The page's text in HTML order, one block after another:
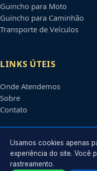
Guincho para Moto
Guincho para Caminhão
Transporte de Veículos
LINKS ÚTEIS
Onde Atendemos
Sobre
Contato
CONTATO
Atendimento em
Usamos cookies apenas
experiência do site. Você
rastreamento.